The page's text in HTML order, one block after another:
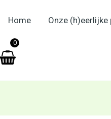
Home Onze (h)eerlijke
0